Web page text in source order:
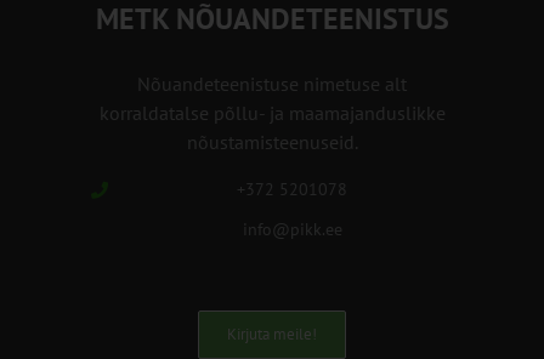
METK NÕUANDETEENISTUS
Nõuandeteenistuse nimetuse alt
korraldatalse põllu- ja maamajanduslikke
nõustamisteenuseid.
+372 5201078
info@pikk.ee
Kirjuta meile!